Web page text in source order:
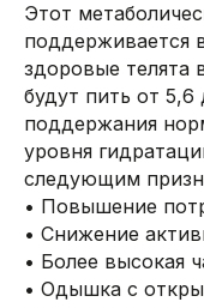
Этот
поддерживается
здоровые телята
будут пить от
поддержания
уровня
следующим
• Повышение
• Снижение
• Более высокая
• Одышка с